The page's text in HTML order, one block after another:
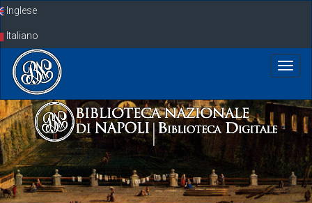
SkipInglese
Italiano